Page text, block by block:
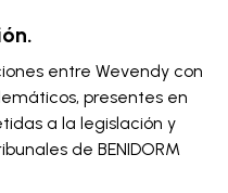
entre Wevendy con
presentes en
a la legislación y
de BENIDORM